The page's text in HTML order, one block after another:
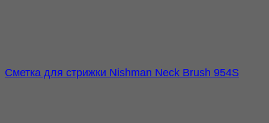
Сметка для стрижки Nishman Neck Brush 954S